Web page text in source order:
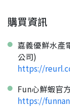
購買資訊
嘉義優鮮水產
公司)
https://
Fun心鮮蝦官
https://